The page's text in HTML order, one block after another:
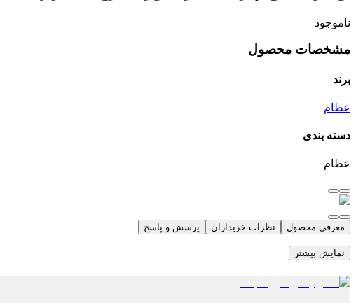
ناموجود
مشخصات محصول
برند
عظام
دسته بندی
عظام
معرفی محصول نظرات خریداران پرسش و پاسخ
نمایش بیشتر